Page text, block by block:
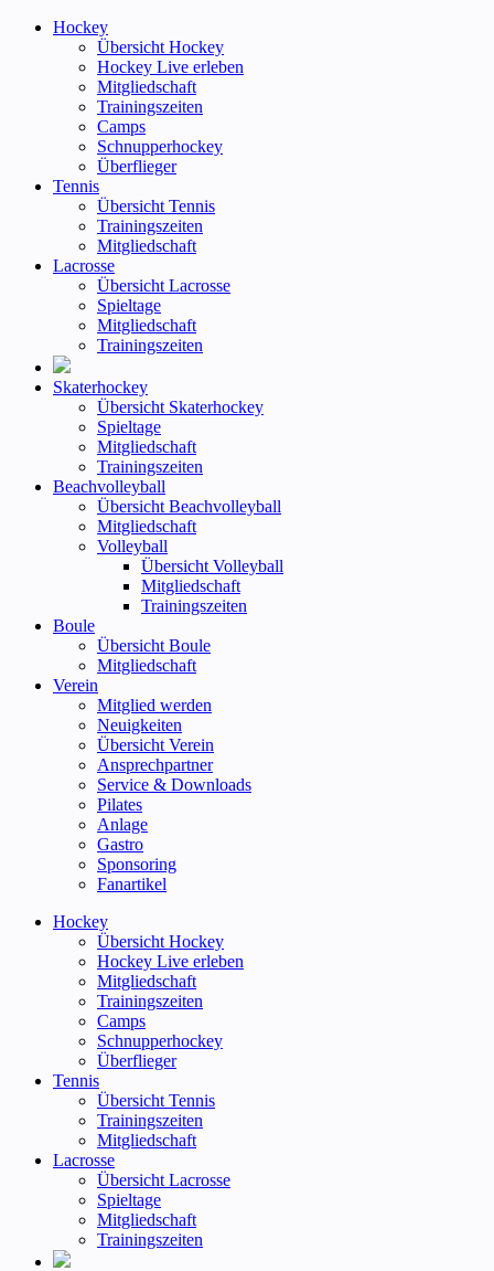
Hockey
Übersicht Hockey
Hockey Live erleben
Mitgliedschaft
Trainingszeiten
Camps
Schnupperhockey
Überflieger
Tennis
Übersicht Tennis
Trainingszeiten
Mitgliedschaft
Lacrosse
Übersicht Lacrosse
Spieltage
Mitgliedschaft
Trainingszeiten
Skaterhockey
Übersicht Skaterhockey
Spieltage
Mitgliedschaft
Trainingszeiten
Beachvolleyball
Übersicht Beachvolleyball
Mitgliedschaft
Volleyball
Übersicht Volleyball
Mitgliedschaft
Trainingszeiten
Boule
Übersicht Boule
Mitgliedschaft
Verein
Mitglied werden
Neuigkeiten
Übersicht Verein
Ansprechpartner
Service & Downloads
Pilates
Anlage
Gastro
Sponsoring
Fanartikel
Hockey
Übersicht Hockey
Hockey Live erleben
Mitgliedschaft
Trainingszeiten
Camps
Schnupperhockey
Überflieger
Tennis
Übersicht Tennis
Trainingszeiten
Mitgliedschaft
Lacrosse
Übersicht Lacrosse
Spieltage
Mitgliedschaft
Trainingszeiten